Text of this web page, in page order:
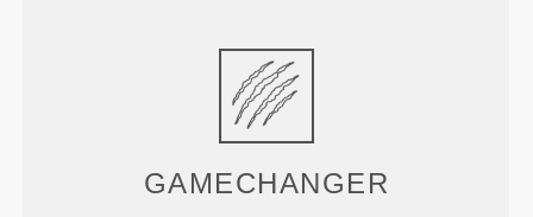
GAMECHANGER